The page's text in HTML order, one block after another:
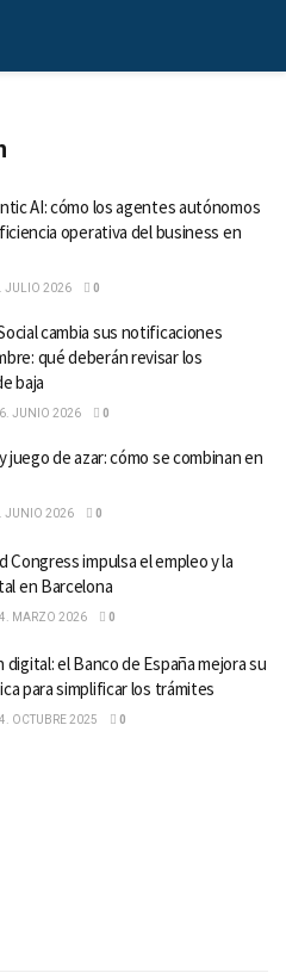
AI: cómo los agentes autónomos
operativa del business en
JULIO 2026 0
cambia sus notificaciones
qué deberán revisar los
baja
JUNIO 2026 0
juego de azar: cómo se combinan en
JUNIO 2026 0
Congress impulsa el empleo y la
en Barcelona
MARZO 2026 0
digital: el Banco de España mejora su
para simplificar los trámites
OCTUBRE 2025 0